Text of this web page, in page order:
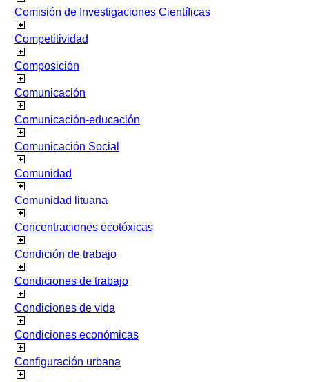
Comisión de Investigaciones Científicas
Competitividad
Composición
Comunicación
Comunicación-educación
Comunicación Social
Comunidad
Comunidad lituana
Concentraciones ecotóxicas
Condición de trabajo
Condiciones de trabajo
Condiciones de vida
Condiciones económicas
Configuración urbana